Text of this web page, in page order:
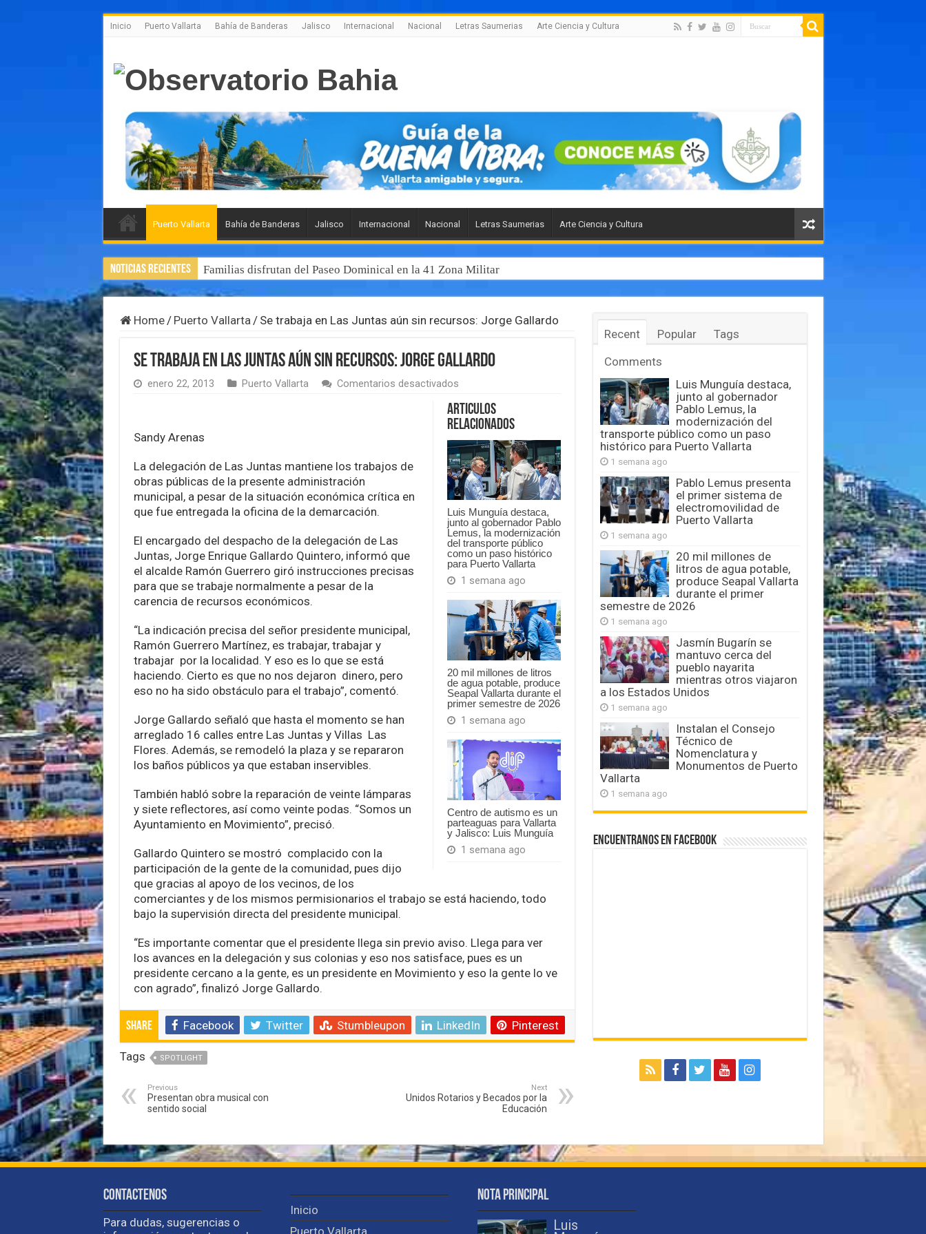
Inicio Puerto Vallarta Bahía de Banderas Jalisco Internacional Nacional Letras Saumerias Arte Ciencia y Cultura
Puerto Vallarta Bahía de Banderas Jalisco Internacional Nacional Letras Saumerias Arte Ciencia y Cultura
Noticias Recientes Familias disfrutan del Paseo Dominical en la 41 Zona Militar
Home / Puerto Vallarta / Se trabaja en Las Juntas aún sin recursos: Jorge Gallardo
Se trabaja en Las Juntas aún sin recursos: Jorge Gallardo
enero 22, 2013 Puerto Vallarta Comentarios desactivadosen
trabaja
en
Las
Juntas
aún
sin
recursos:
Jorge
Gallardo
Articulos
Relacionados
Luis Munguía destaca,
junto al gobernador Pablo
Lemus, la modernización
del transporte público
como un paso histórico
para Puerto Vallarta
1 semana ago
20 mil millones de litros
de agua potable, produce
Seapal Vallarta durante el
primer semestre de 2026
1 semana ago
Centro de autismo es un
parteaguas para Vallarta
y Jalisco: Luis Munguía
1 semana ago
Sandy Arenas
La delegación de Las Juntas mantiene los trabajos de
obras públicas de la presente administración
municipal, a pesar de la situación económica crítica en
que fue entregada la oficina de la demarcación.
El encargado del despacho de la delegación de Las
Juntas, Jorge Enrique Gallardo Quintero, informó que
el alcalde Ramón Guerrero giró instrucciones precisas
para que se trabaje normalmente a pesar de la
carencia de recursos económicos.
“La indicación precisa del señor presidente municipal,
Ramón Guerrero Martínez, es trabajar, trabajar y
trabajar por la localidad. Y eso es lo que se está
haciendo. Cierto es que no nos dejaron dinero, pero
eso no ha sido obstáculo para el trabajo”, comentó.
Jorge Gallardo señaló que hasta el momento se han
arreglado 16 calles entre Las Juntas y Villas Las
Flores. Además, se remodeló la plaza y se repararon
los baños públicos ya que estaban inservibles.
También habló sobre la reparación de veinte lámparas
y siete reflectores, así como veinte podas. “Somos un
Ayuntamiento en Movimiento”, precisó.
Gallardo Quintero se mostró complacido con la
participación de la gente de la comunidad, pues dijo
que gracias al apoyo de los vecinos, de los
comerciantes y de los mismos permisionarios el trabajo se está haciendo, todo
bajo la supervisión directa del presidente municipal.
“Es importante comentar que el presidente llega sin previo aviso. Llega para ver
los avances en la delegación y sus colonias y eso nos satisface, pues es un
presidente cercano a la gente, es un presidente en Movimiento y eso la gente lo ve
con agrado”, finalizó Jorge Gallardo.
Share Facebook Twitter Stumbleupon LinkedIn Pinterest
Tags SPOTLIGHT
Previous
Presentan obra musical con
sentido social
Next
Unidos Rotarios y Becados por la
Educación
Recent Popular
Tags
Comments
Luis Munguía destaca,
junto al gobernador
Pablo Lemus, la
modernización del
transporte público como un paso
histórico para Puerto Vallarta
1 semana ago
Pablo Lemus presenta
el primer sistema de
electromovilidad de
Puerto Vallarta
1 semana ago
20 mil millones de
litros de agua potable,
produce Seapal Vallarta
durante el primer
semestre de 2026
1 semana ago
Jasmín Bugarín se
mantuvo cerca del
pueblo nayarita
mientras otros viajaron
a los Estados Unidos
1 semana ago
Instalan el Consejo
Técnico de
Nomenclatura y
Monumentos de Puerto
Vallarta
1 semana ago
Encuentranos en Facebook
Contactenos
Para dudas, sugerencias o
Inicio
Puerto Vallarta
Nota Principal
Luis